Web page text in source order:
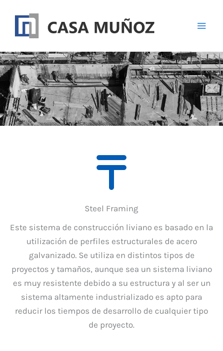
contenido
Steel Framing
Este sistema de construcción liviano es basado en la
utilización de perfiles estructurales de acero
galvanizado. Se utiliza en distintos tipos de
proyectos y tamaños, aunque sea un sistema liviano
es muy resistente debido a su estructura y al ser un
sistema altamente industrializado es apto para
reducir los tiempos de desarrollo de cualquier tipo
de proyecto.